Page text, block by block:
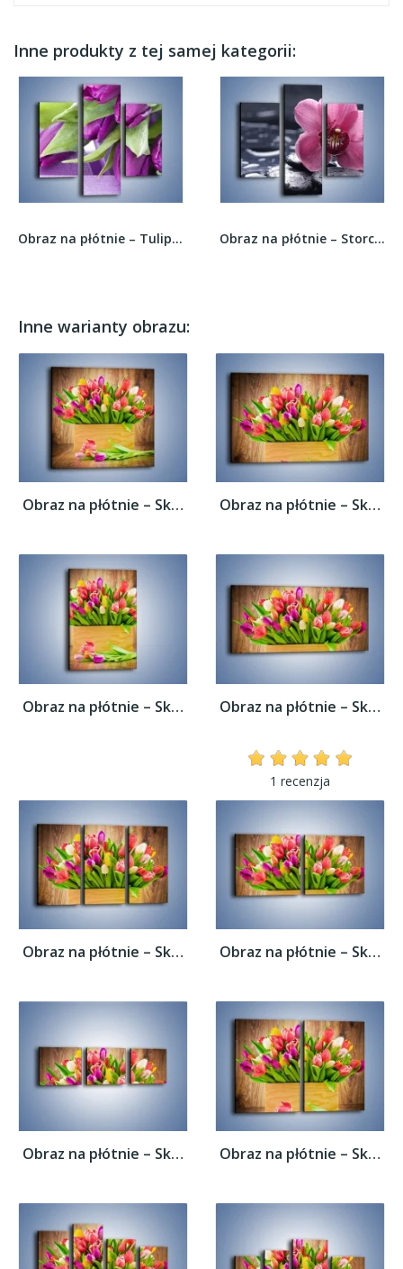
Inne produkty z tej samej kategorii:
Obraz na płótnie – Tulipany na ogrodowym stole... Obraz na płótnie – Storczyk na czarnym kamieniu...
Inne warianty obrazu:
Obraz na płótnie – Skrzynia w tulipanach –... Obraz na płótnie – Skrzynia w tulipanach –...
Obraz na płótnie – Skrzynia w tulipanach –... Obraz na płótnie – Skrzynia w tulipanach –...
1 recenzja
Obraz na płótnie – Skrzynia w tulipanach –... Obraz na płótnie – Skrzynia w tulipanach –...
Obraz na płótnie – Skrzynia w tulipanach –... Obraz na płótnie – Skrzynia w tulipanach –...